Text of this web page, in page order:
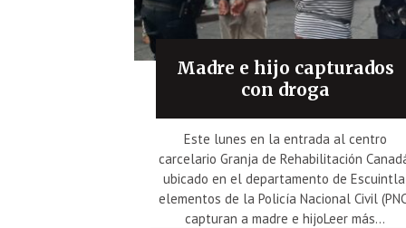
Madre e hijo capturados
con droga
Este lunes en la entrada al centro
carcelario Granja de Rehabilitación
ubicado en el departamento de
elementos de la Policía Nacional Civil
capturan a madre e hijoLeer más...